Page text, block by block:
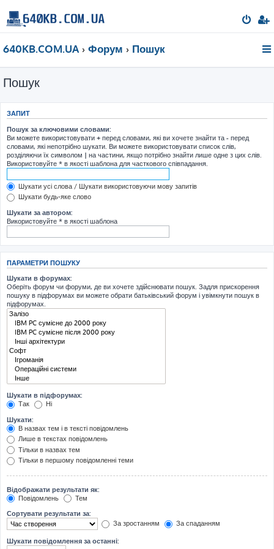
640KB.COM.UA Форум Пошук
Пошук
ЗАПИТ
Пошук за ключовими словами:
Ви можете використовувати + перед словами, які ви хочете знайти та - перед
словами, які непотрібно шукати. Ви можете використовувати список слів,
розділяючи їх символом | на частини, якщо потрібно знайти лише одне з цих слів.
Використовуйте * в якості шаблона для часткового співпадання.
Шукати усі слова / Шукати використовуючи мову запитів
Шукати будь-яке слово
Шукати за автором:
Використовуйте * в якості шаблона
ПАРАМЕТРИ ПОШУКУ
Шукати в форумах:
Оберіть форум чи форуми, де ви хочете здійснювати пошук. Задля прискорення
пошуку в підфорумах ви можете обрати батьківський форум і увімкнути пошук в
підфорумах.
Шукати в підфорумах:
Так
Ні
Шукати:
В назвах тем і в тексті повідомлень
Лише в текстах повідомлень
Тільки в назвах тем
Тільки в першому повідомленні теми
Відображати результати як:
Повідомлень
Тем
Сортувати результати за:
За зростанням
За спаданням
Шукати повідомлення за останні: